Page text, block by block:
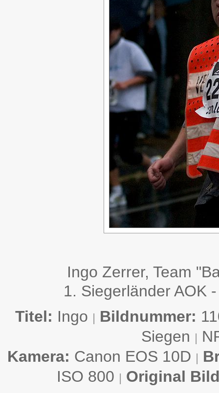
Ingo Zerrer, Team
1. Siegerländer AOK
Titel: Ingo | Bildnummer:
Siegen |
Kamera: Canon EOS 10D |
ISO 800 | Original